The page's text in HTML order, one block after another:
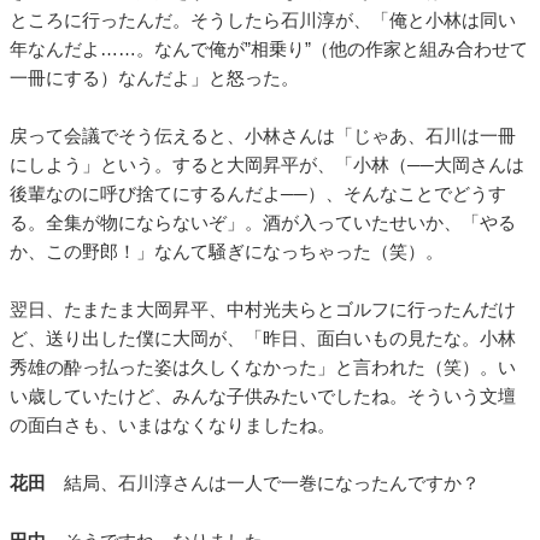
ところに行ったんだ。そうしたら石川淳が、「俺と小林は同い
年なんだよ……。なんで俺が”相乗り”（他の作家と組み合わせて
一冊にする）なんだよ」と怒った。
戻って会議でそう伝えると、小林さんは「じゃあ、石川は一冊
にしよう」という。すると大岡昇平が、「小林（──大岡さんは
後輩なのに呼び捨てにするんだよ──）、そんなことでどうす
る。全集が物にならないぞ」。酒が入っていたせいか、「やる
か、この野郎！」なんて騒ぎになっちゃった（笑）。
翌日、たまたま大岡昇平、中村光夫らとゴルフに行ったんだけ
ど、送り出した僕に大岡が、「昨日、面白いもの見たな。小林
秀雄の酔っ払った姿は久しくなかった」と言われた（笑）。い
い歳していたけど、みんな子供みたいでしたね。そういう文壇
の面白さも、いまはなくなりましたね。
花田 結局、石川淳さんは一人で一巻になったんですか？